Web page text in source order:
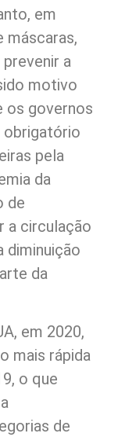
em
máscaras,
a
motivo
os governos
obrigatório
pela
da
de
a circulação
diminuição
da
em 2020,
mais rápida
o que
de